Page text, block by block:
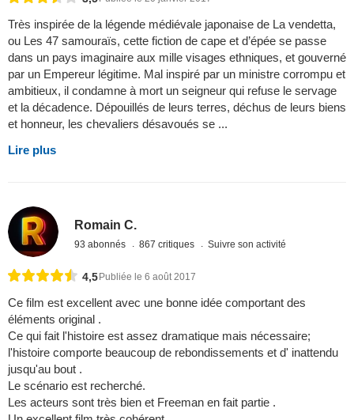
Très inspirée de la légende médiévale japonaise de La vendetta,
ou Les 47 samouraïs, cette fiction de cape et d’épée se passe
dans un pays imaginaire aux mille visages ethniques, et gouverné
par un Empereur légitime. Mal inspiré par un ministre corrompu et
ambitieux, il condamne à mort un seigneur qui refuse le servage
et la décadence. Dépouillés de leurs terres, déchus de leurs biens
et honneur, les chevaliers désavoués se ...
Lire plus
Romain C.
93 abonnés 867 critiques Suivre son activité
4,5 Publiée le 6 août 2017
Ce film est excellent avec une bonne idée comportant des
éléments original .
Ce qui fait l'histoire est assez dramatique mais nécessaire;
l'histoire comporte beaucoup de rebondissements et d' inattendu
jusqu'au bout .
Le scénario est recherché.
Les acteurs sont très bien et Freeman en fait partie .